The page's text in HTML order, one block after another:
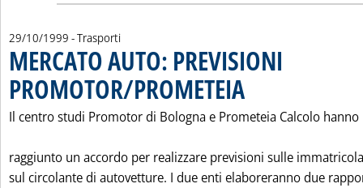
29/10/1999 - Trasporti
MERCATO AUTO: PREVISIONI
PROMOTOR/PROMETEIA
Il centro studi Promotor di Bologna e Prometeia Calcolo hanno
raggiunto un accordo per realizzare previsioni sulle
sul circolante di autovetture. I due enti elaboreranno due